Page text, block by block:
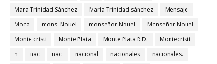
Mara Trinidad Sánchez
María Trinidad sánchez
Mensaje
Moca
mons. Nouel monseñor Nouel
Monseñor Nouel
Monte cristi
Monte Plata Monte Plata R.D.
Montecristi
n
nac naci nacional nacionales
nacionales.